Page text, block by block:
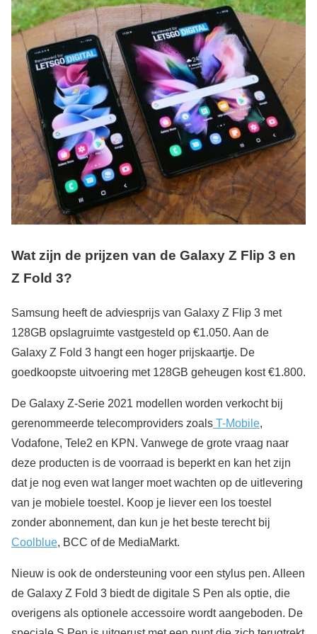
Wat zijn de prijzen van de Galaxy Z Flip 3 en
Z Fold 3?
Samsung heeft de adviesprijs van Galaxy Z Flip 3 met
128GB opslagruimte vastgesteld op €1.050. Aan de
Galaxy Z Fold 3 hangt een hoger prijskaartje. De
goedkoopste uitvoering met 128GB geheugen kost €1.800.
De Galaxy Z-Serie 2021 modellen worden verkocht bij
gerenommeerde telecomproviders zoals T-Mobile,
Vodafone, Tele2 en KPN. Vanwege de grote vraag naar
deze producten is de voorraad is beperkt en kan het zijn
dat je nog even wat langer moet wachten op de uitlevering
van je mobiele toestel. Koop je liever een los toestel
zonder abonnement, dan kun je het beste terecht bij
Coolblue, BCC of de MediaMarkt.
Nieuw is ook de ondersteuning voor een stylus pen. Alleen
de Galaxy Z Fold 3 biedt de digitale S Pen als optie, die
overigens als optionele accessoire wordt aangeboden. De